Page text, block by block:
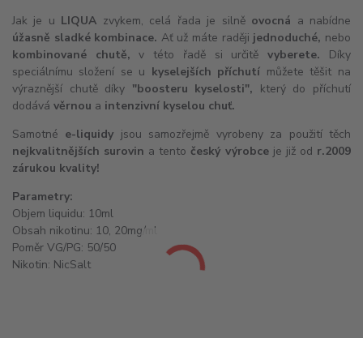
Jak je u LIQUA zvykem, celá řada je silně ovocná a nabídne
úžasně sladké kombinace. Ať už máte raději jednoduché, nebo
kombinované chutě, v této řadě si určitěvyberete. Díky
speciálnímu složení se u kyselejších příchutí můžete těšit na
výraznější chutě díky "boosteru kyselosti", který do příchutí
dodává věrnou a intenzivní kyselou chuť.
Samotné e-liquidy jsou samozřejmě vyrobeny za použití těch
nejkvalitnějších surovin a tentočeský výrobceje již od r.2009
zárukou kvality!
Parametry:
Objem liquidu: 10ml
Obsah nikotinu: 10, 20mg/ml
Poměr VG/PG: 50/50
Nikotin: NicSalt